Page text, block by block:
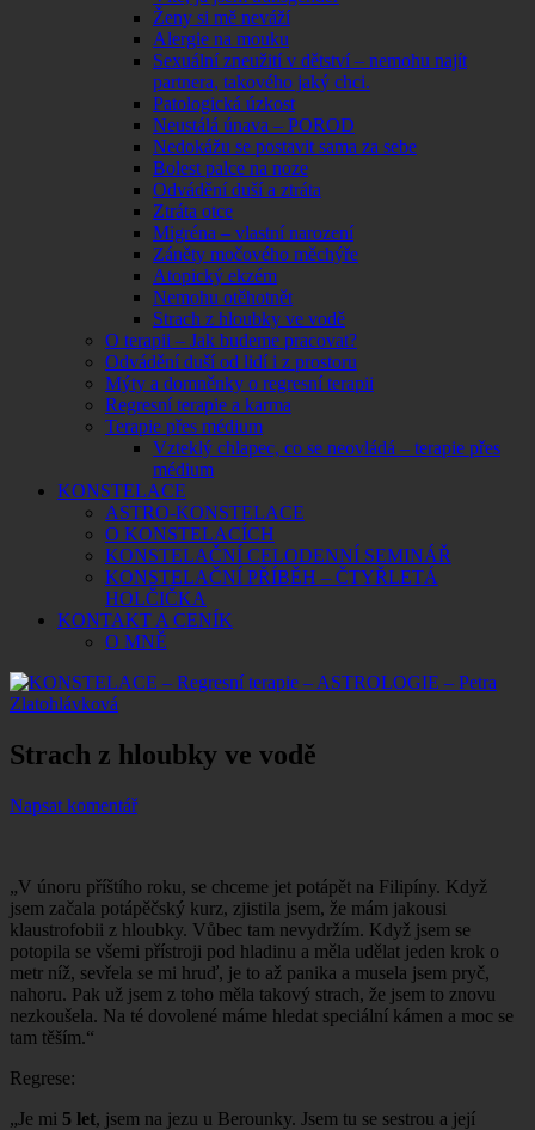
Ženy si mě neváží
Alergie na mouku
Sexuální zneužití v dětství – nemohu najít
partnera, takového jaký chci.
Patologická úzkost
Neustálá únava – POROD
Nedokážu se postavit sama za sebe
Bolest palce na noze
Odvádění duší a ztráta
Ztráta otce
Migréna – vlastní narození
Záněty močového měchýře
Atopický ekzém
Nemohu otěhotnět
Strach z hloubky ve vodě
O terapii – Jak budeme pracovat?
Odvádění duší od lidí i z prostoru
Mýty a domněnky o regresní terapii
Regresní terapie a karma
Terapie přes médium
Vzteklý chlapec, co se neovládá – terapie přes
médium
KONSTELACE
ASTRO-KONSTELACE
O KONSTELACÍCH
KONSTELAČNÍ CELODENNÍ SEMINÁŘ
KONSTELAČNÍ PŘÍBĚH – ČTYŘLETÁ
HOLČIČKA
KONTAKT A CENÍK
O MNĚ
Strach z hloubky ve vodě
Napsat komentář
„V únoru příštího roku, se chceme jet potápět na Filipíny. Když
jsem začala potápěčský kurz, zjistila jsem, že mám jakousi
klaustrofobii z hloubky. Vůbec tam nevydržím. Když jsem se
potopila se všemi přístroji pod hladinu a měla udělat jeden krok o
metr níž, sevřela se mi hruď, je to až panika a musela jsem pryč,
nahoru. Pak už jsem z toho měla takový strach, že jsem to znovu
nezkoušela. Na té dovolené máme hledat speciální kámen a moc se
tam těším.“
Regrese:
„Je mi 5 let, jsem na jezu u Berounky. Jsem tu se sestrou a její